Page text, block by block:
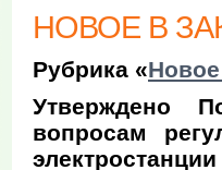
НОВОЕ В
Рубрика «Новое
Утверждено
вопросам
электростанции